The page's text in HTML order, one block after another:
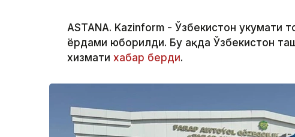
ASTANA. Kazinform - Ўзбекистон
ёрдами юборилди. Бу ҳақда Ўзбекистон
хизмати хабар берди.